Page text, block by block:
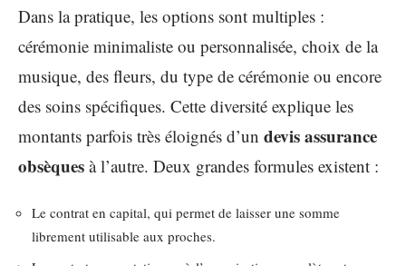
Dans la pratique, les options sont multiples :
cérémonie minimaliste ou personnalisée, choix de la
musique, des fleurs, du type de cérémonie ou encore
des soins spécifiques. Cette diversité explique les
montants parfois très éloignés d’un devis assurance
obsèques à l’autre. Deux grandes formules existent :
Le contrat en capital, qui permet de laisser une somme
librement utilisable aux proches.